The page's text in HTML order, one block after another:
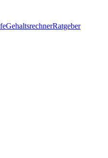
GehaltsrechnerRatgeber